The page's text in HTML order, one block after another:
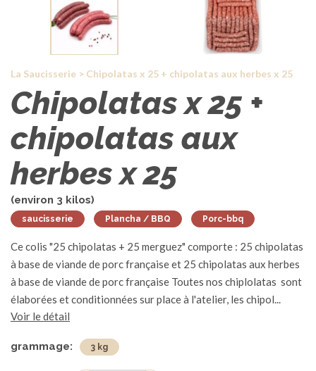
La Saucisserie > Chipolatas x 25 + chipolatas aux herbes x 25
Chipolatas x 25 +
chipolatas aux
herbes x 25
(environ 3 kilos)
saucisserie Plancha / BBQ Porc-bbq
Ce colis "25 chipolatas + 25 merguez" comporte : 25 chipolatas
à base de viande de porc française et 25 chipolatas aux herbes
à base de viande de porc française Toutes nos chiplolatas sont
élaborées et conditionnées sur place à l'atelier, les chipol...
Voir le détail
grammage: 3 kg